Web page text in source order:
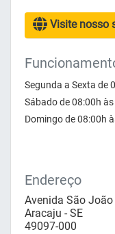
Visite nosso
Segunda a Sexta de
Sábado de 08:00h
Domingo de 08:00h
Endereço
Avenida São
Aracaju - SE
49097-000